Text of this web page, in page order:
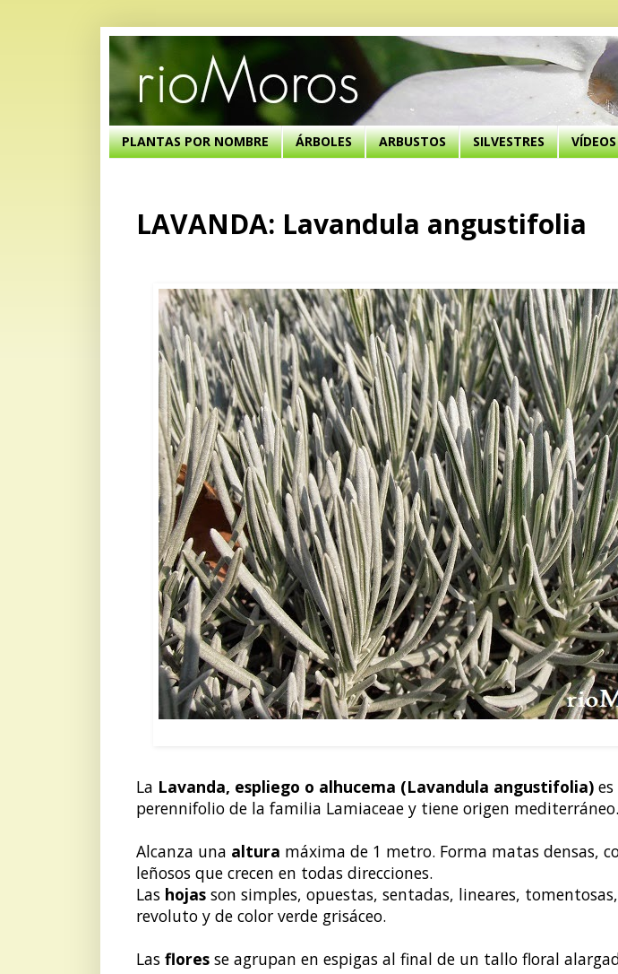
PLANTAS POR NOMBRE ÁRBOLES ARBUSTOS SILVESTRES VÍDEOS
LAVANDA: Lavandula angustifolia
La Lavanda, espliego o alhucema (Lavandula angustifolia)
perennifolio de la familia Lamiaceae y tiene origen mediterráneo.
Alcanza una altura máxima de 1 metro. Forma matas densas,
leñosos que crecen en todas direcciones.
Las hojas son simples, opuestas, sentadas, lineares,
revoluto y de color verde grisáceo.
Las flores se agrupan en espigas al final de un tallo floral